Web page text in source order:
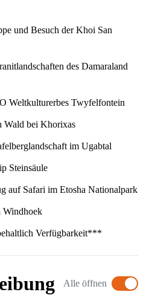
und Besuch der Khoi San
des Damaraland
Weltkulturerbes Twyfelfontein
Wald bei Khorixas
im Ugabtal
Steinsäule
auf Safari im Etosha Nationalpark
Windhoek
Verfügbarkeit***
Alle öffnen